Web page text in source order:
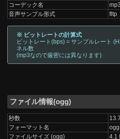
コーデック名
mp3
音声サンプル形式
fltp
※ ビットレートの計算式
ビットレート(bps) = サンプルレート
ネル数
(mp3なので厳密には異なります)
ファイル情報(ogg)
秒数
フォーマット名
ogg
ファイルサイズ (ogg)
4.1